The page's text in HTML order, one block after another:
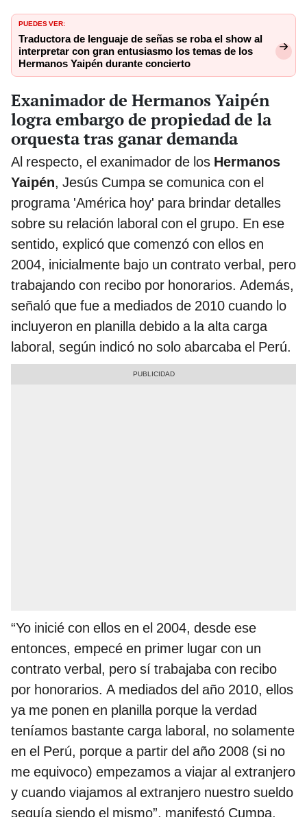
PUEDES VER:
Traductora de lenguaje de señas se roba el show al
interpretar con gran entusiasmo los temas de los
Hermanos Yaipén durante concierto
Exanimador de Hermanos Yaipén
logra embargo de propiedad de la
orquesta tras ganar demanda
Al respecto, el exanimador de los Hermanos
Yaipén, Jesús Cumpa se comunica con el
programa 'América hoy' para brindar detalles
sobre su relación laboral con el grupo. En ese
sentido, explicó que comenzó con ellos en
2004, inicialmente bajo un contrato verbal, pero
trabajando con recibo por honorarios. Además,
señaló que fue a mediados de 2010 cuando lo
incluyeron en planilla debido a la alta carga
laboral, según indicó no solo abarcaba el Perú.
“Yo inicié con ellos en el 2004, desde ese
entonces, empecé en primer lugar con un
contrato verbal, pero sí trabajaba con recibo
por honorarios. A mediados del año 2010, ellos
ya me ponen en planilla porque la verdad
teníamos bastante carga laboral, no solamente
en el Perú, porque a partir del año 2008 (si no
me equivoco) empezamos a viajar al extranjero
y cuando viajamos al extranjero nuestro sueldo
seguía siendo el mismo”, manifestó Cumpa.